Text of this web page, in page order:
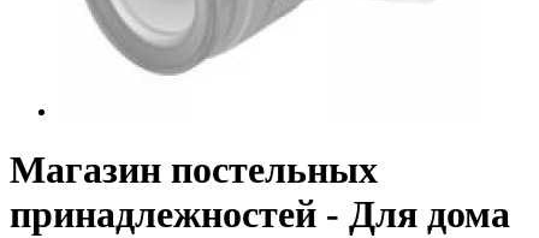
Магазин постельных
принадлежностей - Для дома